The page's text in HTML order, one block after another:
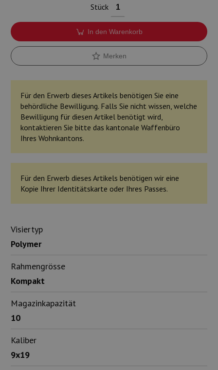
Stück
In den Warenkorb
Merken
Für den Erwerb dieses Artikels benötigen Sie eine
behördliche Bewilligung. Falls Sie nicht wissen, welche
Bewilligung für diesen Artikel benötigt wird,
kontaktieren Sie bitte das kantonale Waffenbüro
Ihres Wohnkantons.
Für den Erwerb dieses Artikels benötigen wir eine
Kopie Ihrer Identitätskarte oder Ihres Passes.
Visiertyp
Polymer
Rahmengrösse
Kompakt
Magazinkapazität
10
Kaliber
9x19